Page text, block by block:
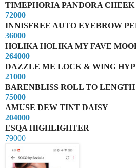
TIMEPHORIA PANDORA
72000
INNISFREE AUTO EYEBROW
36000
HOLIKA HOLIKA MY FAVE
264000
DAZZLE ME LOCK & WING
21000
BARENBLISS ROLL TO
75000
AMUSE DEW TINT DAISY
204000
ESQA HIGHLIGHTER
79000